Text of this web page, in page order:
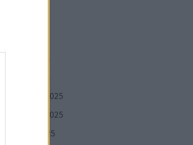
février 2026
janvier 2026
décembre 2025
novembre 2025
octobre 2025